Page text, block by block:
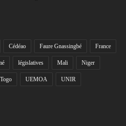
Cédéao Faure Gnassingbé France
législatives Mali Niger
Togo UEMOA UNIR